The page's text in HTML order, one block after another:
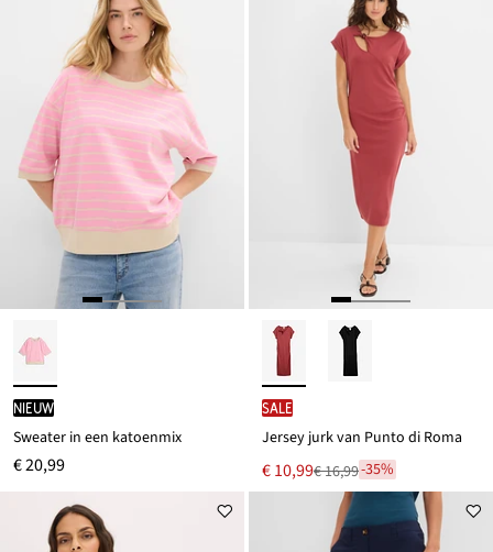
Nieuw
Sweater in een katoenmix
€ 20,99
SALE
Jersey jurk van Punto di Roma
Nu
voor
€ 10,99
Van € 16,99-35%